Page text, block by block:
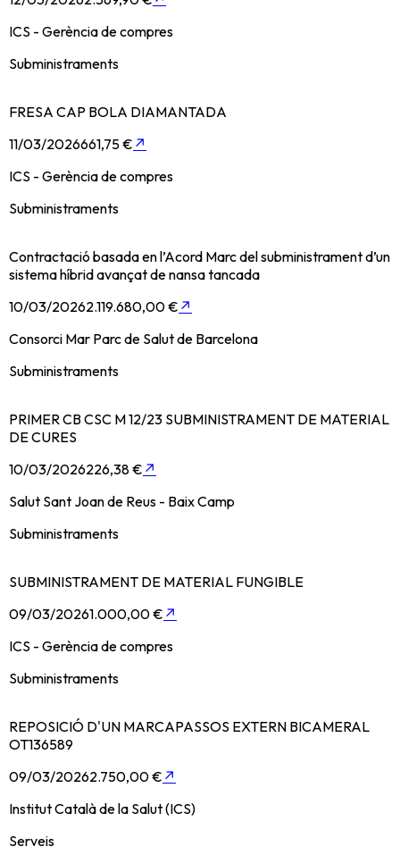
ICS - Gerència de compres
Subministraments
FRESA CAP BOLA DIAMANTADA
11/03/2026661,75 € ↗
ICS - Gerència de compres
Subministraments
Contractació basada en l’Acord Marc del subministrament d’un
sistema híbrid avançat de nansa tancada
10/03/20262.119.680,00 € ↗
Consorci Mar Parc de Salut de Barcelona
Subministraments
PRIMER CB CSC M 12/23 SUBMINISTRAMENT DE MATERIAL
DE CURES
10/03/2026226,38 € ↗
Salut Sant Joan de Reus - Baix Camp
Subministraments
SUBMINISTRAMENT DE MATERIAL FUNGIBLE
09/03/20261.000,00 € ↗
ICS - Gerència de compres
Subministraments
REPOSICIÓ D'UN MARCAPASSOS EXTERN BICAMERAL
OT136589
09/03/20262.750,00 € ↗
Institut Català de la Salut (ICS)
Serveis